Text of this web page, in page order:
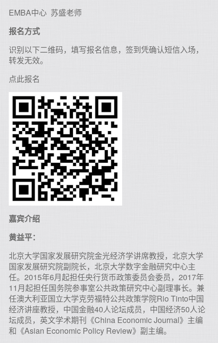
EMBA中心 苏盛老师
报名方式
识别以下二维码，填写报名信息，签到凭确认短信入场，
转发无效。
点此报名
嘉宾介绍
黄益平：
北京大学国家发展研究院金光经济学讲席教授，北京大学
国家发展研究院副院长，北京大学数字金融研究中心主
任。2015年6月起担任央行货币政策委员会委员，2017年
11月起担任国务院参事室公共政策研究中心副理事长。兼
任澳大利亚国立大学克劳福特公共政策学院Rio Tinto中国
经济讲座教授，中国金融40人论坛成员，中国经济50人论
坛成员，英文学术期刊《China Economic Journal》主编
和《Asian Economic Policy Review》副主编。